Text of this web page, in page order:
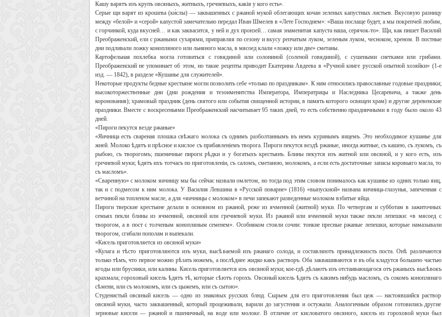
Кашу варятъ изъ крупъ овсяныхъ, житныхъ, гречневыхъ, какія у кого есть».
Серые щи варят из крошева (ки́слы) — заквашенных с ржаной мукой облегающих кочан зеленых капустных листьев. Вкусовую разницу
между «белой» и «серой» капустой замечательно передал Иван Шмелев в «Лете Господнем»: «Ваша послаще будет, а мы покрепчей любим,
с горчинкой, куда вкусней… и как заквасится, у ней и дух пронзей… самая знаменитая капуста наша, серячок-то». Щи, как пишет Василий
Преображенский, ели с ржаными сухарями, приправляя по сезону и вкусу репчатым луком, зеленым луком, чесноком, хреном. В постные
дни подливали ложку конопляного или льняного масла, в мясоед клали «ложку или две» сметаны.
Картофельная похлебка могла готовиться с говядиной или солониной (соленой говядиной), с сушеными снетками или грибами.
Преображенский не упоминает об этом, но такие рецепты приводит Екатерина Авдеева в «Ручной книге русской опытной хозяйки» (1-е
изд. — 1842), в разделе «Кушанье для служителей».
Некоторые продукты бедные крестьяне могли позволить себе «только по праздникам». К ним относились православные годовые праздники;
высокоторжественные дни (дни рождения и тезоименитства Императора, Императрицы и Наследника Цесаревича, а также день
коронования); храмовый праздник (день святого или события священной истории, в память которого освящен храм) и другие деревенские
праздники. Вместе с воскресеньями Преображенский насчитывает 95 таких дней, то есть собственно праздничными в году было около 43
дней.
«Пироги пекутся везде ржаные»
«Яичница есть свареная плошка свѣжаго молока съ однимъ разболтаннымъ въ немъ куринымъ яицемъ. Это необходимое кушанье для
жней. Молоко ѣдятъ и прѣсное и кислое съ прибавленіемъ творога. Пироги пекутся вездѣ ржаные, иногда житные, съ кашею, съ лукомъ, съ
рыбою, съ творогомъ; пшеничные пироги рѣдки и у богатыхъ крестьянъ. Блины пекутся изъ житной или овсяной, и у кого есть, изъ
гречневой муки; ѣдятъ ихъ тотчасъ по приготовленіи, съ саломъ, сметаною, молокомъ, а если есть достаточные запасы коровьяго масла, то
съ масломъ».
«Сваренную» с молоком яичницу мы бы сейчас назвали омлетом, но тогда под этим словом понималось как кушанье из одних только яиц,
так и с подмесом к ним молока. У Василия Левшина в «Русской поварне» (1816) «выпускной» названа яичница-глазунья, запеченная с
ветчиной на топленом масле, а для «яичницы с молоком» в печи запекают разведенные молоком взбитые яйца.
Пироги тверские крестьяне делали в основном из ржаной, реже из ячменной (житной) муки. По четвергам и субботам в зажиточных
семьях пекли блины из ячменной, овсяной или гречневой муки. Из ржаной или ячменной муки также пекли лепешки: «в мясоед с
творогом, а в пост с толченым конопляным семенем». Особняком стояли сочни: тонкие пресные ржаные лепешки, которые намазывали
творогом, сгибали пополам и выпекали.
«Кисель приготовляется из овсяной муки»
«Кулага и тѣсто приготовляются изъ муки, высѣваемой изъ ржанаго солода, и составляютъ принадлежность поста. Онѣ различаются
только тѣмъ, что первое можно рѣзать ножемъ, а послѣднее жидко какъ растворъ. Оба заквашиваются и въ оба кладутся большею частью
ягоды или брусники, или калины. Кисель приготовляется изъ овсяной муки; кое-гдѣ дѣлаютъ изъ отстаивающагося отъ ржаныхъ высѣвокъ
крахмала; гороховый кисель ѣдятъ тѣ, которые сѣютъ горохъ. Овсяный кисель ѣдятъ съ какимъ нибудь масломъ, съ сокомъ коноплянаго
сѣмени, или съ молокомъ, или съ цыжемъ, или съ сытою».
Студенистый овсяный кисель — одно из знаковых русских блюд. Сырьем для его приготовления был цеж — настоявшийся раствор
овсяной муки, часто заквашенный, который процеживали, варили до загустения и остужали. Аналогичным образом готовились другие
зерновые кисели — ржаной и пшеничный, на воде или молоке. В отличие от кисловатого овсяного, кисель из гороховой муки был
Свидетельство